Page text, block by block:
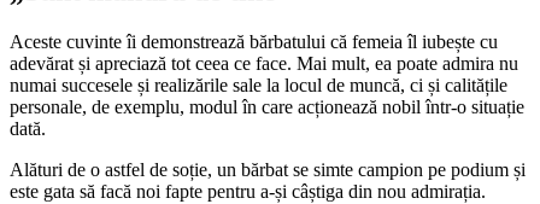
Aceste cuvinte îi demonstrează bărbatului că femeia îl iubește cu
adevărat și apreciază tot ceea ce face. Mai mult, ea poate admira nu
numai succesele și realizările sale la locul de muncă, ci și calitățile
personale, de exemplu, modul în care acționează nobil într-o situație
dată.
Alături de o astfel de soție, un bărbat se simte campion pe podium și
este gata să facă noi fapte pentru a-și câștiga din nou admirația.